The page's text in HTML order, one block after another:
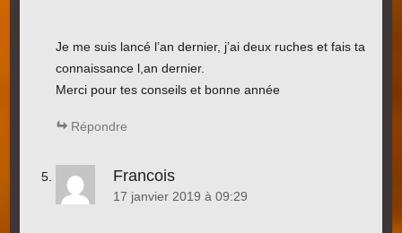
Je me suis lancé l’an dernier, j’ai deux ruches et fais ta
connaissance l,an dernier.
Merci pour tes conseils et bonne année
Répondre
Francois
17 janvier 2019 à 09:29